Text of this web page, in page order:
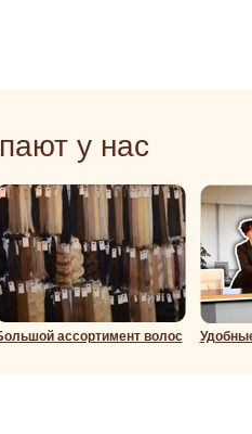
у нас
ассортимент волос